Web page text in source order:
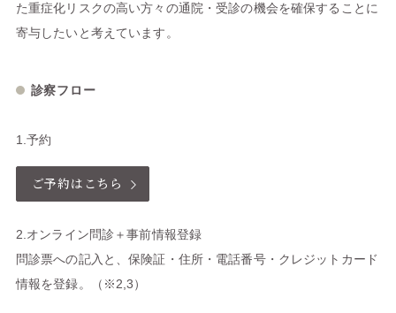
た重症化リスクの高い方々の通院・受診の機会を確保することに
寄与したいと考えています。
診察フロー
1.予約
ご予約はこちら
2.オンライン問診＋事前情報登録
問診票への記入と、保険証・住所・電話番号・クレジットカード
情報を登録。（※2,3）